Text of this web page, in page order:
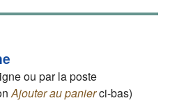
ou par la poste
Ajouter au panierci-bas)